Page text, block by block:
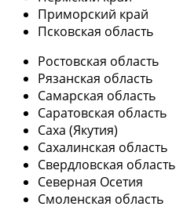
Приморский край
Псковская область
Ростовская область
Рязанская область
Самарская область
Саратовская область
Саха (Якутия)
Сахалинская область
Свердловская область
Северная Осетия
Смоленская область